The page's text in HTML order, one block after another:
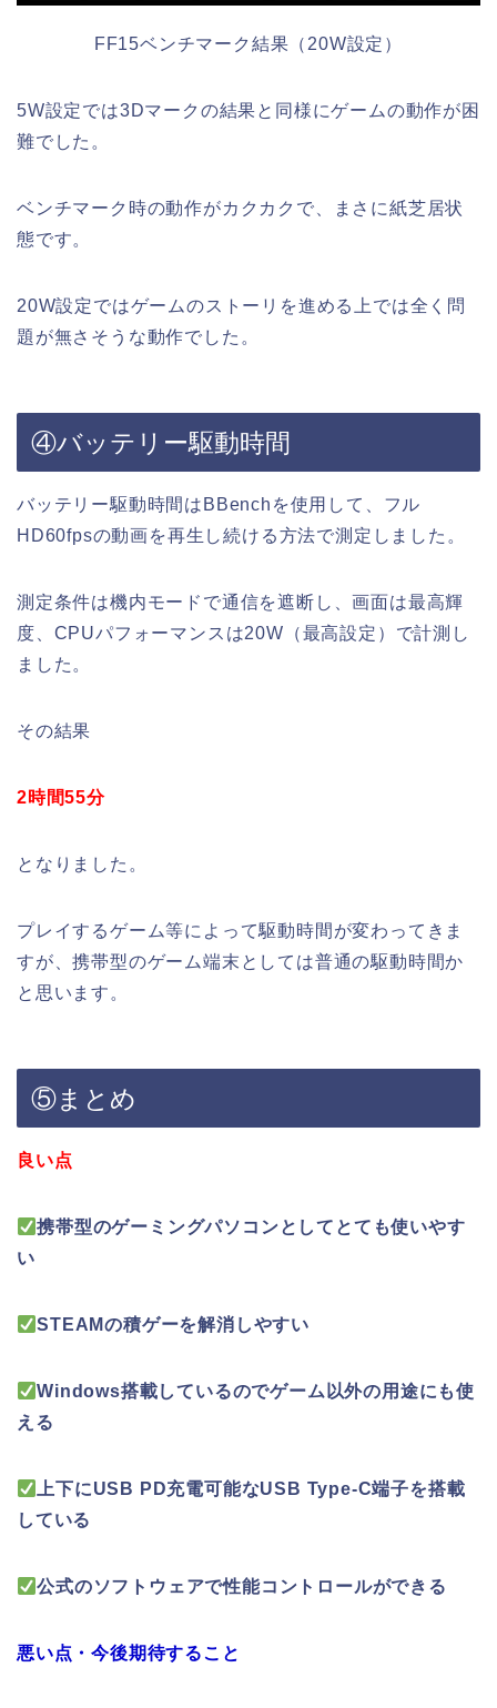
FF15ベンチマーク結果（20W設定）
5W設定では3Dマークの結果と同様にゲームの動作が困
難でした。
ベンチマーク時の動作がカクカクで、まさに紙芝居状
態です。
20W設定ではゲームのストーリを進める上では全く問
題が無さそうな動作でした。
④バッテリー駆動時間
バッテリー駆動時間はBBenchを使用して、フル
HD60fpsの動画を再生し続ける方法で測定しました。
測定条件は機内モードで通信を遮断し、画面は最高輝
度、CPUパフォーマンスは20W（最高設定）で計測し
ました。
その結果
2時間55分
となりました。
プレイするゲーム等によって駆動時間が変わってきま
すが、携帯型のゲーム端末としては普通の駆動時間か
と思います。
⑤まとめ
良い点
携帯型のゲーミングパソコンとしてとても使いやす
い
STEAMの積ゲーを解消しやすい
Windows搭載しているのでゲーム以外の用途にも使
える
上下にUSB PD充電可能なUSB Type-C端子を搭載
している
公式のソフトウェアで性能コントロールができる
悪い点・今後期待すること